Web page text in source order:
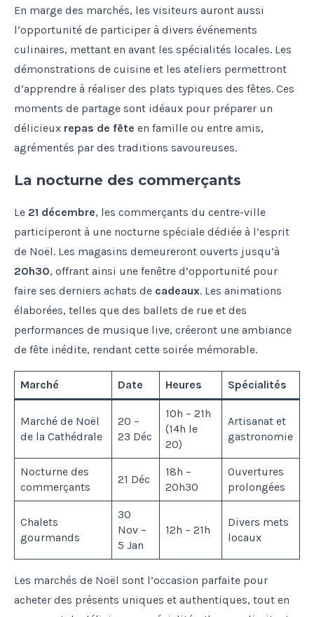
En marge des marchés, les visiteurs auront aussi
l’opportunité de participer à divers événements
culinaires, mettant en avant les spécialités locales. Les
démonstrations de cuisine et les ateliers permettront
d’apprendre à réaliser des plats typiques des fêtes. Ces
moments de partage sont idéaux pour préparer un
délicieux repas de fête en famille ou entre amis,
agrémentés par des traditions savoureuses.
La nocturne des commerçants
Le 21 décembre, les commerçants du centre-ville
participeront à une nocturne spéciale dédiée à l’esprit
de Noël. Les magasins demeureront ouverts jusqu’à
20h30, offrant ainsi une fenêtre d’opportunité pour
faire ses derniers achats de cadeaux. Les animations
élaborées, telles que des ballets de rue et des
performances de musique live, créeront une ambiance
de fête inédite, rendant cette soirée mémorable.
Marché Date Heures Spécialités
Marché de Noël
de la Cathédrale
20 –
23 Déc
10h – 21h
(14h le
20)
Artisanat et
gastronomie
Nocturne des
commerçants
21 Déc
18h –
20h30
Ouvertures
prolongées
Chalets
gourmands
30
Nov –
5 Jan
12h – 21h
Divers mets
locaux
Les marchés de Noël sont l’occasion parfaite pour
acheter des présents uniques et authentiques, tout en